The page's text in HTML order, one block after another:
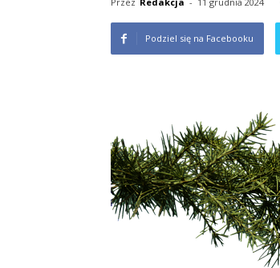
Podziel się na Facebooku